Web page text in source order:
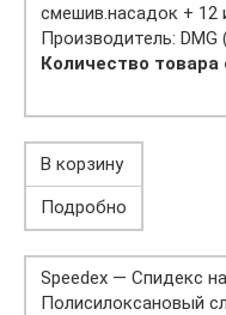
смешив.насадок + 12
Производитель: DMG
Количество товара
В корзину
Подробно
Speedex — Спидекс
Полисилоксановый